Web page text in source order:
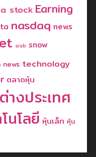
stock Earning
nasdaq news
sisb snow
technology
ตลาดหุ้น
างประเทศ
นโลยี หุ้นเล็ก หุ้น